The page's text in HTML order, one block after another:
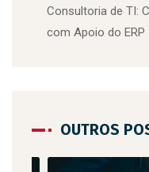
Consultoria de TI:
com Apoio do ERP
OUTROS